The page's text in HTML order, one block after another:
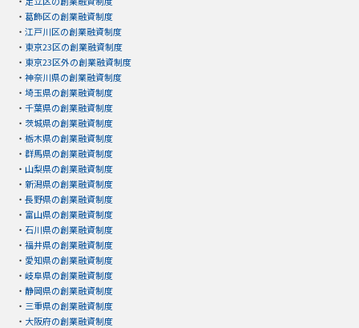
・ 葛飾区の創業融資制度
・ 江戸川区の創業融資制度
・ 東京23区の創業融資制度
・ 東京23区外の創業融資制度
・ 神奈川県の創業融資制度
・ 埼玉県の創業融資制度
・ 千葉県の創業融資制度
・ 茨城県の創業融資制度
・ 栃木県の創業融資制度
・ 群馬県の創業融資制度
・ 山梨県の創業融資制度
・ 新潟県の創業融資制度
・ 長野県の創業融資制度
・ 富山県の創業融資制度
・ 石川県の創業融資制度
・ 福井県の創業融資制度
・ 愛知県の創業融資制度
・ 岐阜県の創業融資制度
・ 静岡県の創業融資制度
・ 三重県の創業融資制度
・ 大阪府の創業融資制度